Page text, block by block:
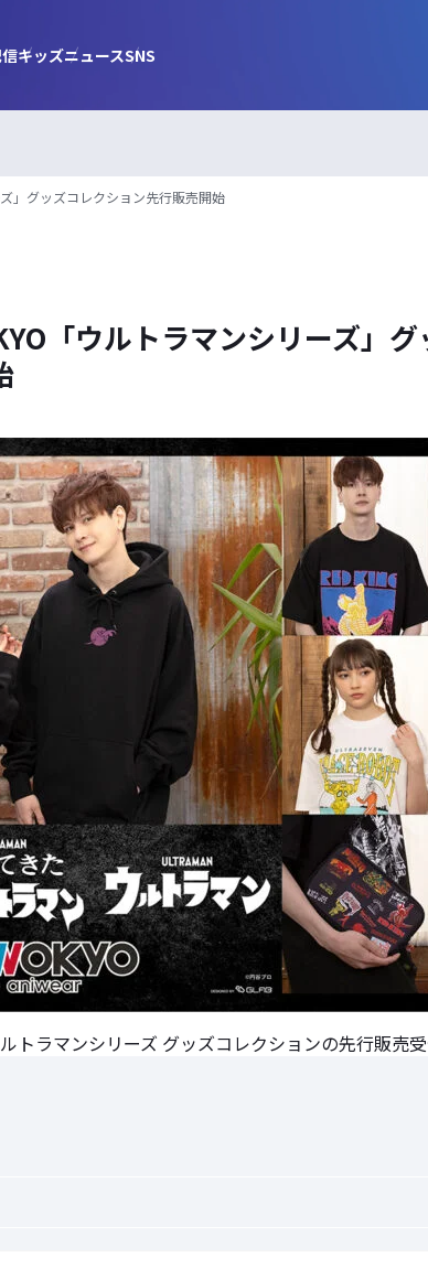
キッズニュースSNS
」グッズコレクション先行販売開始
「ウルトラマンシリーズ」
トラマンシリーズ グッズコレクションの先行販売